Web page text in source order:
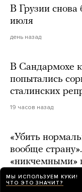
В Грузии снова
июля
день назад
В Сандармохе
попытались
сталинских
19 часов назад
«Убить
вообще
«никчемными»
экономики на
МЫ ИСПОЛЬЗУЕМ КУКИ!
ЧТО ЭТО ЗНАЧИТ?